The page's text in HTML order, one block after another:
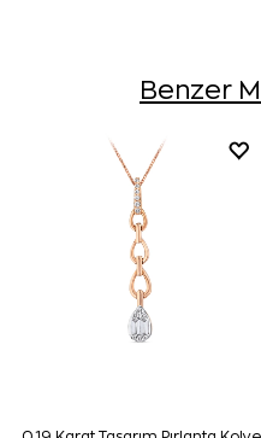
Benzer